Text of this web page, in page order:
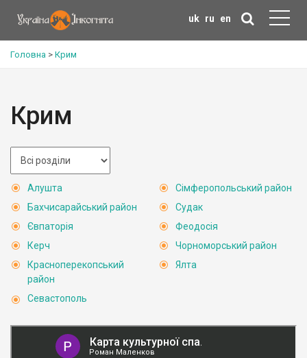
uk ru en
Головна > Крим
Крим
Алушта
Бахчисарайський район
Євпаторія
Керч
Красноперекопський
район
Севастополь
Сімферопольський район
Судак
Феодосія
Чорноморський район
Ялта